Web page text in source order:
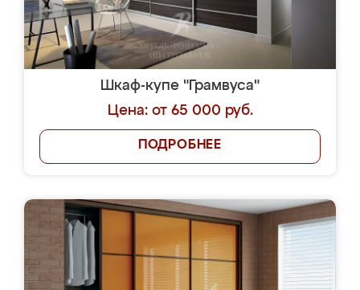
Шкаф-купе "Грамвуса"
Цена: от 65 000 руб.
ПОДРОБНЕЕ